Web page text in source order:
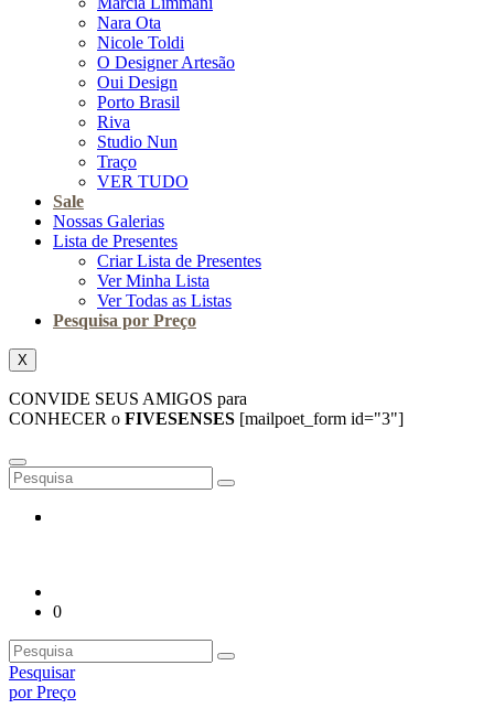
Nara Ota
Nicole Toldi
O Designer Artesão
Oui Design
Porto Brasil
Riva
Studio Nun
Traço
VER TUDO
Sale
Nossas Galerias
Lista de Presentes
Criar Lista de Presentes
Ver Minha Lista
Ver Todas as Listas
Pesquisa por Preço
X
CONVIDE SEUS AMIGOS para
CONHECER o FIVESENSES [mailpoet_form id="3"]
0
Pesquisar
por Preço